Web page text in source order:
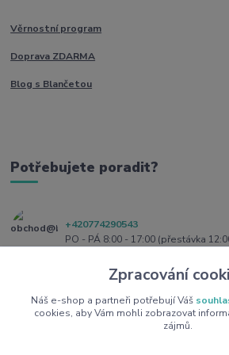
Věrnostní program
Doprava ZDARMA
Blog s Blančetou
Potřebujete poradit?
+420774290543
PO - PÁ 8:00 - 17:00 (přestávka
obchod@blanceta.czZpracování
Náš e-shop a partneři potřebují Váš
cookies, aby Vám mohli zobrazovat
zájmů.